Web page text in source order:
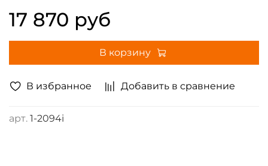
В избранное Добавить в сравнение
арт. 1-2094i
17 870 руб
В корзину